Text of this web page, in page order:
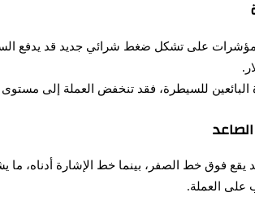
العملة إلى مستوى الدعم عند 1,121 دولار، ومع تزايد الضغط الهبوطي قد تهبط إلى
يقع فوق خط الصفر، بينما خط الإشارة أدناه،
على العملة.